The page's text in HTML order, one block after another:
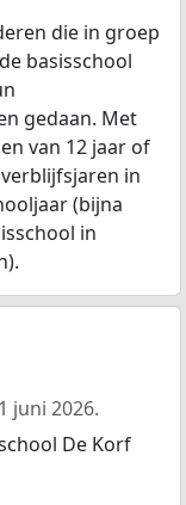
die in groep
basisschool
gedaan. Met
van 12 jaar of
in
(bijna
in
juni 2026.
De Korf